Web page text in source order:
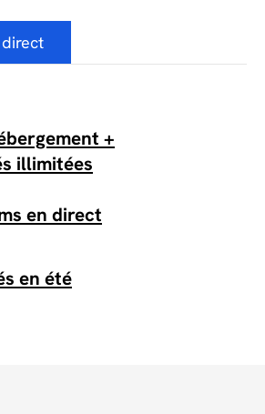
+
illimitées
en direct
en été